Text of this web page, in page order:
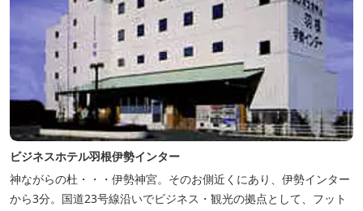
ビジネスホテル羽根伊勢インター
神ながらの杜・・・伊勢神宮。そのお側近くにあり、伊勢インター
から3分。国道23号線沿いでビジネス・観光の拠点として、フット